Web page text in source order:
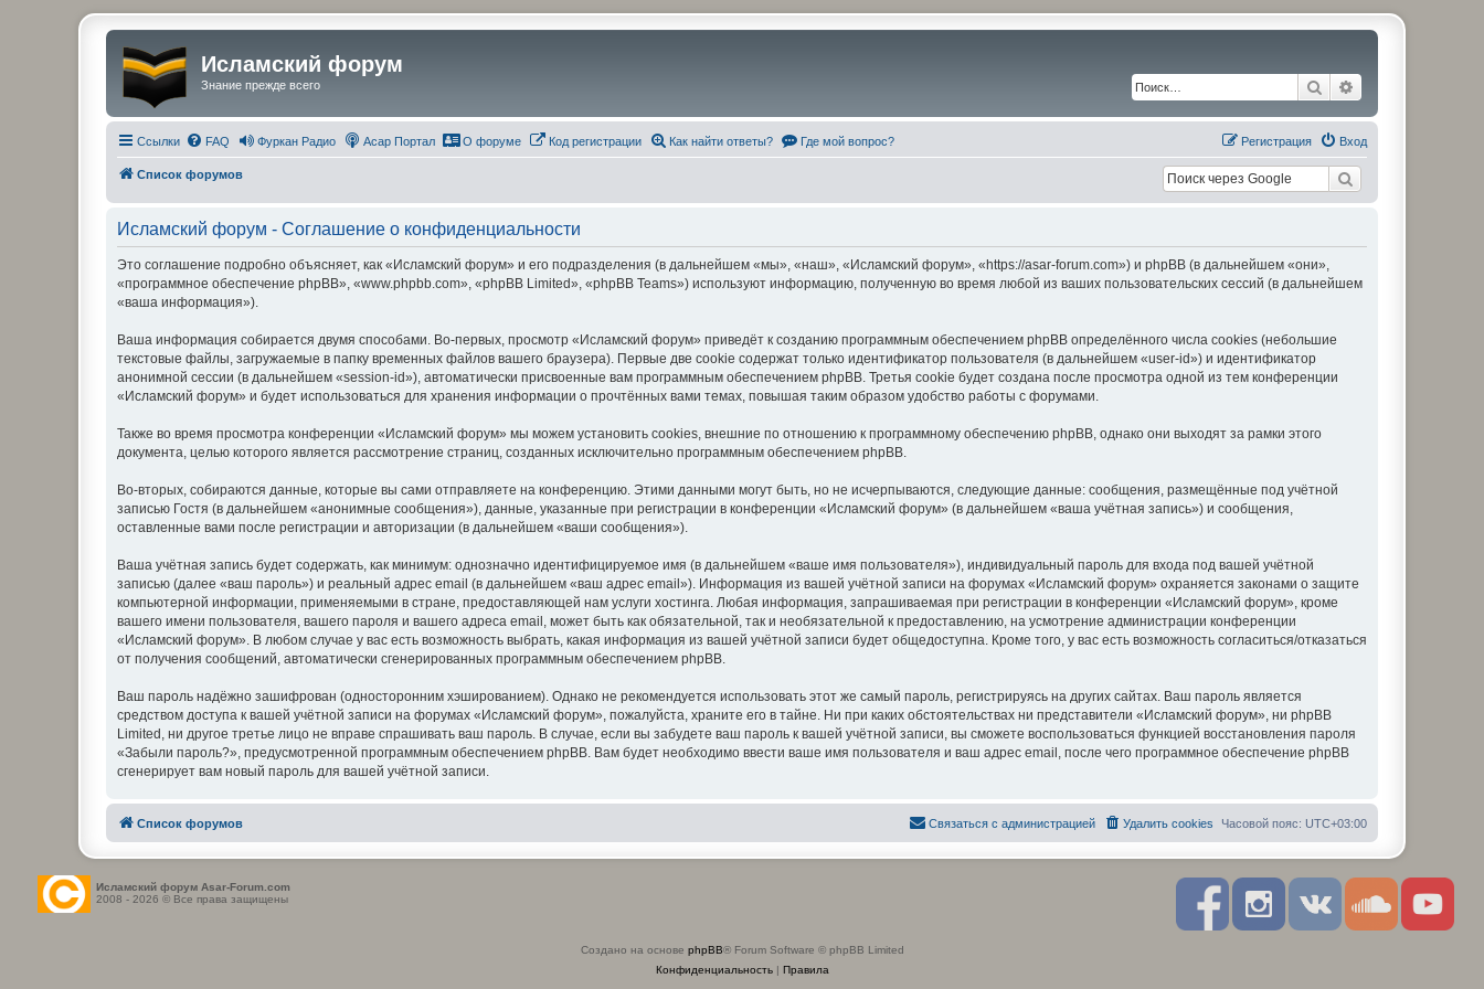
Исламский форум
Знание прежде всего Поиск
Ссылки FAQ Фуркан Радио Асар Портал О форуме Код регистрации Как найти ответы? Где мой вопрос? Вход
Регистрация
Список форумов
Исламский форум - Соглашение о конфиденциальности
Это соглашение подробно объясняет, как «Исламский форум» и его подразделения (в дальнейшем «мы», «наш», «Исламский форум», «https://asar-forum.com») и phpBB (в дальнейшем «они»,
«программное обеспечение phpBB», «www.phpbb.com», «phpBB Limited», «phpBB Teams») используют информацию, полученную во время любой из ваших пользовательских сессий (в дальнейшем
«ваша информация»).
Ваша информация собирается двумя способами. Во-первых, просмотр «Исламский форум» приведёт к созданию программным обеспечением phpBB определённого числа cookies (небольшие
текстовые файлы, загружаемые в папку временных файлов вашего браузера). Первые две cookie содержат только идентификатор пользователя (в дальнейшем «user-id») и идентификатор
анонимной сессии (в дальнейшем «session-id»), автоматически присвоенные вам программным обеспечением phpBB. Третья cookie будет создана после просмотра одной из тем конференции
«Исламский форум» и будет использоваться для хранения информации о прочтённых вами темах, повышая таким образом удобство работы с форумами.
Также во время просмотра конференции «Исламский форум» мы можем установить cookies, внешние по отношению к программному обеспечению phpBB, однако они выходят за рамки этого
документа, целью которого является рассмотрение страниц, созданных исключительно программным обеспечением phpBB.
Во-вторых, собираются данные, которые вы сами отправляете на конференцию. Этими данными могут быть, но не исчерпываются, следующие данные: сообщения, размещённые под учётной
записью Гостя (в дальнейшем «анонимные сообщения»), данные, указанные при регистрации в конференции «Исламский форум» (в дальнейшем «ваша учётная запись») и сообщения,
оставленные вами после регистрации и авторизации (в дальнейшем «ваши сообщения»).
Ваша учётная запись будет содержать, как минимум: однозначно идентифицируемое имя (в дальнейшем «ваше имя пользователя»), индивидуальный пароль для входа под вашей учётной
записью (далее «ваш пароль») и реальный адрес email (в дальнейшем «ваш адрес email»). Информация из вашей учётной записи на форумах «Исламский форум» охраняется законами о защите
компьютерной информации, применяемыми в стране, предоставляющей нам услуги хостинга. Любая информация, запрашиваемая при регистрации в конференции «Исламский форум», кроме
вашего имени пользователя, вашего пароля и вашего адреса email, может быть как обязательной, так и необязательной к предоставлению, на усмотрение администрации конференции
«Исламский форум». В любом случае у вас есть возможность выбрать, какая информация из вашей учётной записи будет общедоступна. Кроме того, у вас есть возможность согласиться/отказаться
от получения сообщений, автоматически сгенерированных программным обеспечением phpBB.
Ваш пароль надёжно зашифрован (односторонним хэшированием). Однако не рекомендуется использовать этот же самый пароль, регистрируясь на других сайтах. Ваш пароль является
средством доступа к вашей учётной записи на форумах «Исламский форум», пожалуйста, храните его в тайне. Ни при каких обстоятельствах ни представители «Исламский форум», ни phpBB
Limited, ни другое третье лицо не вправе спрашивать ваш пароль. В случае, если вы забудете ваш пароль к вашей учётной записи, вы сможете воспользоваться функцией восстановления пароля
«Забыли пароль?», предусмотренной программным обеспечением phpBB. Вам будет необходимо ввести ваше имя пользователя и ваш адрес email, после чего программное обеспечение phpBB
сгенерирует вам новый пароль для вашей учётной записи.
Список форумов Часовой пояс: UTC+03:00
Удалить cookies
Связаться с администрацией
Исламский форум Asar-Forum.com
2008 - 2026 © Все права защищены
F
c
I
s
R
S
S
u
Y
u
Создано на основе phpBB® Forum Software © phpBB Limited
Конфиденциальность| Правила